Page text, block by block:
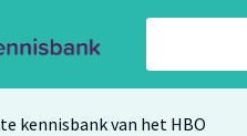
kennisbank van het HBO